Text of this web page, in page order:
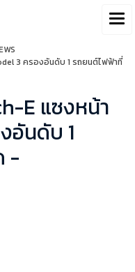
3 ครองอันดับ 1 รถยนต์ไฟฟ้าที่
E แซงหน้า
อันดับ 1
-